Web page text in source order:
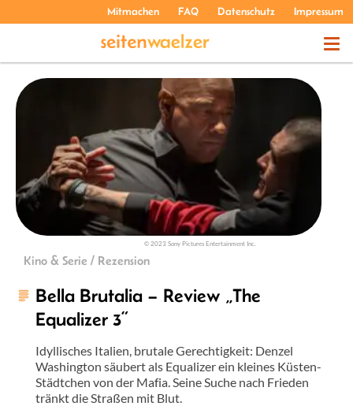
Mitmachen FAQ Datenschutz Impressum
THEMEN
PODCASTS
ÜBER UNS
© 2023 Sony Pictures Entertainment Inc.
Kino & Serie / Rezension
Bella Brutalia – Review „The
Equalizer 3“
Idyllisches Italien, brutale Gerechtigkeit: Denzel
Washington säubert als Equalizer ein kleines Küsten-
Städtchen von der Mafia. Seine Suche nach Frieden
tränkt die Straßen mit Blut.